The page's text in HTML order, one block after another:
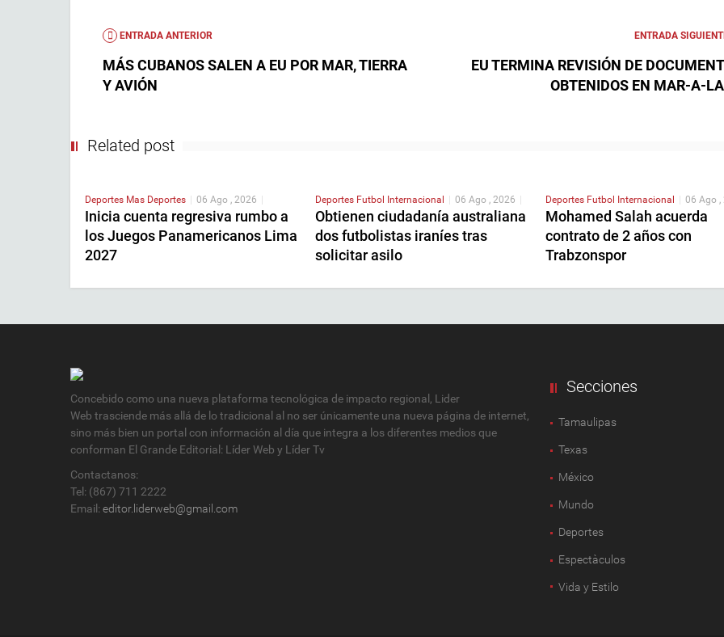
ENTRADA ANTERIOR
MÁS CUBANOS SALEN A EU POR MAR, TIERRA
Y AVIÓN
ENTRADA
EU TERMINA REVISIÓN DE
OBTENIDOS EN MAR-A-
Related post
Deportes Mas Deportes | 06 Ago , 2026 |
Inicia cuenta regresiva rumbo a
los Juegos Panamericanos Lima
2027
Deportes Futbol Internacional | 06 Ago , 2026 |
Obtienen ciudadanía australiana
dos futbolistas iraníes tras
solicitar asilo
Deportes Futbol Internacional | 06 Ago ,
Mohamed Salah acuerda
contrato de 2 años con
Trabzonspor
Concebido como una nueva plataforma tecnológica de impacto regional, Lider
Web trasciende más allá de lo tradicional al no ser únicamente una nueva página de internet,
sino más bien un portal con información al día que integra a los diferentes medios que
conforman El Grande Editorial: Líder Web y Líder Tv
Contactanos:
Tel: (867) 711 2222
Email: editor.liderweb@gmail.com
Secciones
Tamaulipas
Texas
México
Mundo
Deportes
Espectàculos
Vida y Estilo